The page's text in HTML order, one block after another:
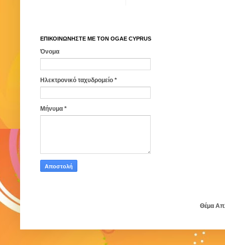
ΕΠΙΚΟΙΝΩΝΗΣΤΕ ΜΕ ΤΟΝ ΟGAE CYPRUS
Όνομα
Ηλεκτρονικό ταχυδρομείο *
Μήνυμα *
Θέμα